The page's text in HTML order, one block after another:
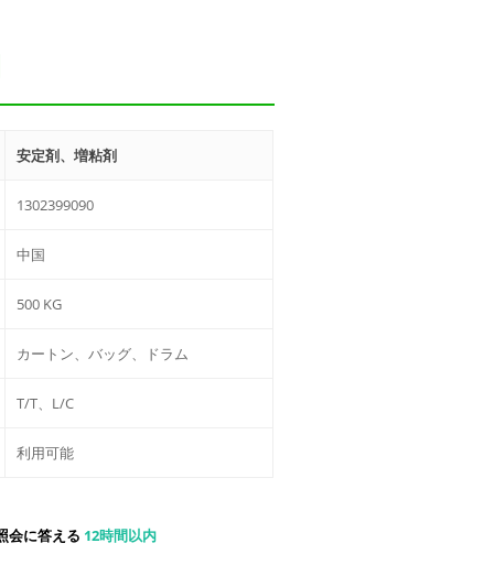
安定剤、増粘剤
1302399090
中国
500 KG
カートン、バッグ、ドラム
T/T、L/C
利用可能
会に答える 12時間以内